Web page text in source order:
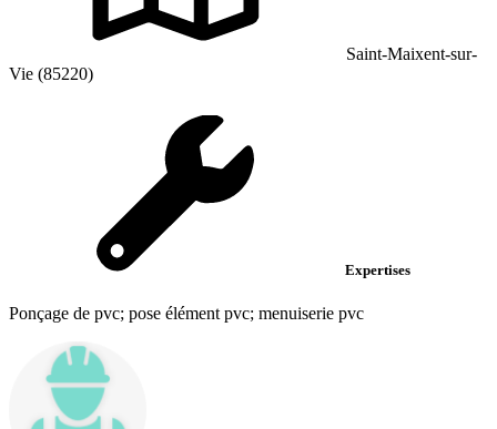
Saint-Maixent-sur-
Vie (85220)
Expertises
Ponçage de pvc; pose élément pvc; menuiserie pvc